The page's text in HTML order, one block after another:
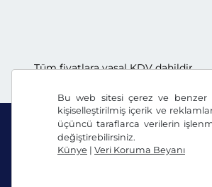
Bu web sitesi çerez ve benzer
kişiselleştirilmiş içerik ve
üçüncü taraflarca verilerin
değiştirebilirsiniz.
Künye | Veri Koruma Beyanı
Tüm fiyatlara yasal KDV dahildir.